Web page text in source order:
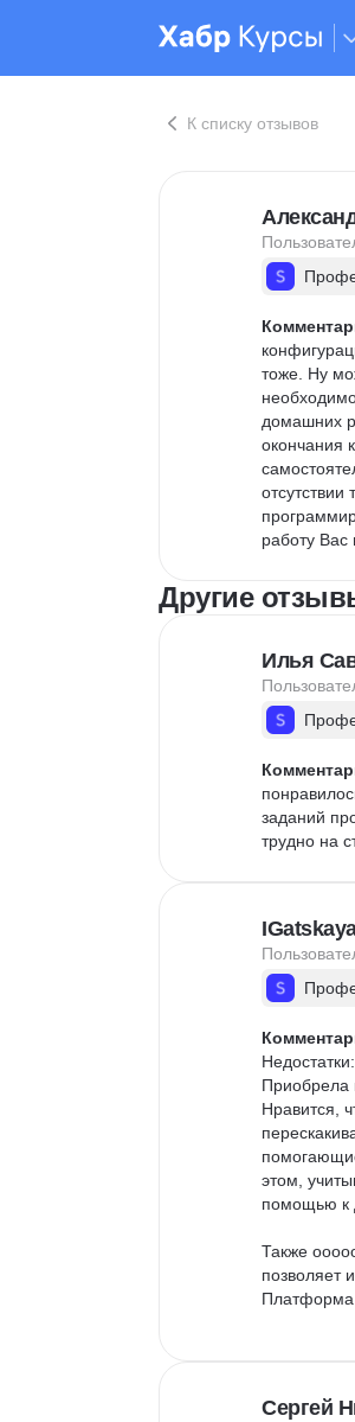
К списку отзывов
тоже. Ну
домашних
окончания
работу Вас
Другие
Илья
заданий
трудно на
Приобрела
Нравится,
этом,
помощью к
Также
позволяет
Платформа
Сергей